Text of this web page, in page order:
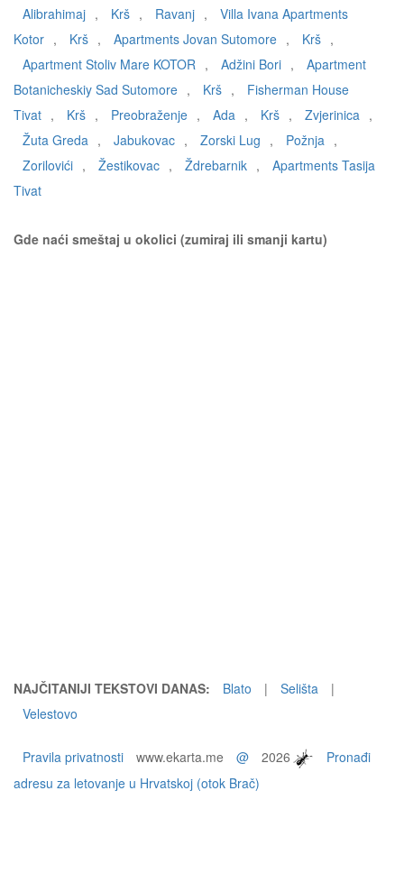
Alibrahimaj , Krš , Ravanj ,
Villa Ivana Apartments
Kotor , Krš , Apartments Jovan Sutomore , Krš ,
Apartment Stoliv Mare KOTOR , Adžini Bori ,
Apartment
Botanicheskiy Sad Sutomore , Krš ,
Fisherman House
Tivat , Krš , Preobraženje , Ada , Krš , Zvjerinica ,
Žuta Greda , Jabukovac , Zorski Lug , Požnja ,
Zorilovići , Žestikovac , Ždrebarnik ,
Apartments Tasija
Tivat
Gde naći smeštaj u okolici (zumiraj ili smanji kartu)
NAJČITANIJI TEKSTOVI DANAS: Blato | Selišta
|
Velestovo
Pravila privatnosti www.ekarta.me @ 2026
Pronađi
adresu za letovanje u Hrvatskoj (otok Brač)